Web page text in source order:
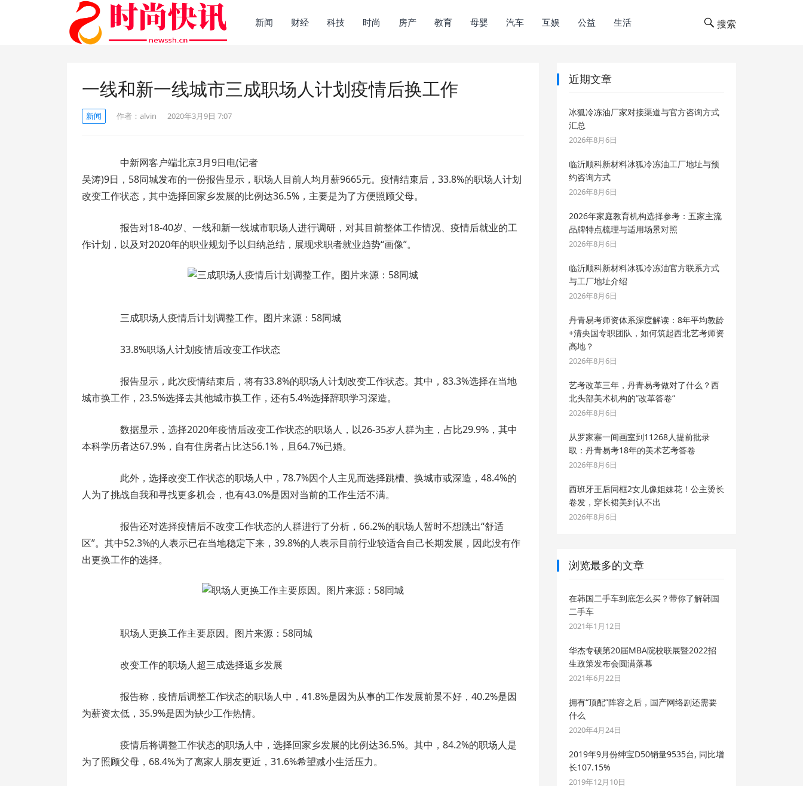
新闻 财经 科技 时尚 房产 教育 母婴 汽车 互娱 公益 生活 搜索
一线和新一线城市三成职场人计划疫情后换工作
新闻 作者： alvin 2020年3月9日 7:07
中新网客户端北京3月9日电(记者
吴涛)9日，58同城发布的一份报告显示，职场人目前人均月薪9665元。疫情结束后，33.8%的职场人计划
改变工作状态，其中选择回家乡发展的比例达36.5%，主要是为了方便照顾父母。
报告对18-40岁、一线和新一线城市职场人进行调研，对其目前整体工作情况、疫情后就业的工
作计划，以及对2020年的职业规划予以归纳总结，展现求职者就业趋势“画像”。
三成职场人疫情后计划调整工作。图片来源：58同城
33.8%职场人计划疫情后改变工作状态
报告显示，此次疫情结束后，将有33.8%的职场人计划改变工作状态。其中，83.3%选择在当地
城市换工作，23.5%选择去其他城市换工作，还有5.4%选择辞职学习深造。
数据显示，选择2020年疫情后改变工作状态的职场人，以26-35岁人群为主，占比29.9%，其中
本科学历者达67.9%，自有住房者占比达56.1%，且64.7%已婚。
此外，选择改变工作状态的职场人中，78.7%因个人主见而选择跳槽、换城市或深造，48.4%的
人为了挑战自我和寻找更多机会，也有43.0%是因对当前的工作生活不满。
报告还对选择疫情后不改变工作状态的人群进行了分析，66.2%的职场人暂时不想跳出“舒适
区”。其中52.3%的人表示已在当地稳定下来，39.8%的人表示目前行业较适合自己长期发展，因此没有作
出更换工作的选择。
职场人更换工作主要原因。图片来源：58同城
改变工作的职场人超三成选择返乡发展
报告称，疫情后调整工作状态的职场人中，41.8%是因为从事的工作发展前景不好，40.2%是因
为薪资太低，35.9%是因为缺少工作热情。
疫情后将调整工作状态的职场人中，选择回家乡发展的比例达36.5%。其中，84.2%的职场人是
为了照顾父母，68.4%为了离家人朋友更近，31.6%希望减小生活压力。
近期文章
冰狐冷冻油厂家对接渠道与官方咨询方式
汇总
2026年8月6日
临沂顺科新材料冰狐冷冻油工厂地址与预
约咨询方式
2026年8月6日
2026年家庭教育机构选择参考：五家主流
品牌特点梳理与适用场景对照
2026年8月6日
临沂顺科新材料冰狐冷冻油官方联系方式
与工厂地址介绍
2026年8月6日
丹青易考师资体系深度解读：8年平均教龄
+清央国专职团队，如何筑起西北艺考师资
高地？
2026年8月6日
艺考改革三年，丹青易考做对了什么？西
北头部美术机构的”改革答卷”
2026年8月6日
从罗家寨一间画室到11268人提前批录
取：丹青易考18年的美术艺考答卷
2026年8月6日
西班牙王后同框2女儿像姐妹花！公主烫长
卷发，穿长裙美到认不出
2026年8月6日
浏览最多的文章
在韩国二手车到底怎么买？带你了解韩国
二手车
2021年1月12日
华杰专硕第20届MBA院校联展暨2022招
生政策发布会圆满落幕
2021年6月22日
拥有“顶配”阵容之后，国产网络剧还需要
什么
2020年4月24日
2019年9月份绅宝D50销量9535台, 同比增
长107.15%
2019年12月10日